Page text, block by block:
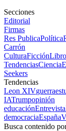
Secciones
Editorial
Firmas
Res PublicaPolítica
Carrón
CulturaFicción
TendenciasCiencia
Seekers
Tendencias
Leon XIVguerra
IATrumpopinión
educaciónEntrevista
democraciaEspaña
Busca contenido